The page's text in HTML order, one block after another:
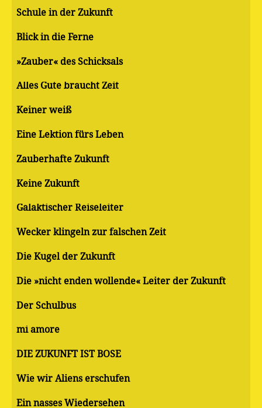
Schule in der Zukunft
Blick in die Ferne
»Zauber« des Schicksals
Alles Gute braucht Zeit
Keiner weiß
Eine Lektion fürs Leben
Zauberhafte Zukunft
Keine Zukunft
Galaktischer Reiseleiter
Wecker klingeln zur falschen Zeit
Die Kugel der Zukunft
Die »nicht enden wollende« Leiter der Zukunft
Der Schulbus
mi amore
DIE ZUKUNFT IST BÖSE
Wie wir Aliens erschufen
Ein nasses Wiedersehen